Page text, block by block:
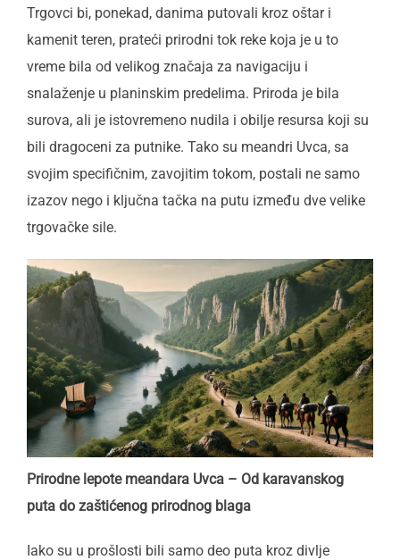
Trgovci bi, ponekad, danima putovali kroz oštar i
kamenit teren, prateći prirodni tok reke koja je u to
vreme bila od velikog značaja za navigaciju i
snalaženje u planinskim predelima. Priroda je bila
surova, ali je istovremeno nudila i obilje resursa koji su
bili dragoceni za putnike. Tako su meandri Uvca, sa
svojim specifičnim, zavojitim tokom, postali ne samo
izazov nego i ključna tačka na putu između dve velike
trgovačke sile.
Prirodne lepote meandara Uvca – Od karavanskog
puta do zaštićenog prirodnog blaga
Iako su u prošlosti bili samo deo puta kroz divlje